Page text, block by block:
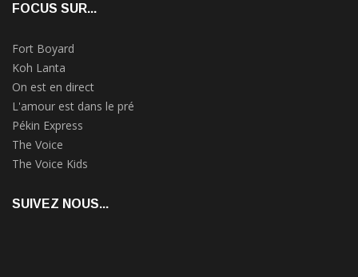
FOCUS SUR...
Fort Boyard
Koh Lanta
On est en direct
L'amour est dans le pré
Pékin Express
The Voice
The Voice Kids
SUIVEZ NOUS...